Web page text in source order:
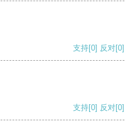
支持[0] 反对[0]
支持[0] 反对[0]